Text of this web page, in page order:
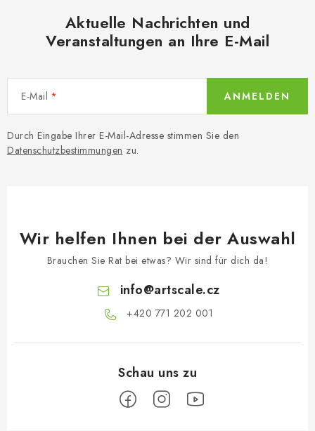
Aktuelle Nachrichten und
Veranstaltungen an Ihre E-Mail
E-Mail
Durch Eingabe Ihrer E-Mail-Adresse stimmen Sie den
Datenschutzbestimmungen zu.
ANMELDEN
Wir helfen Ihnen bei der Auswahl
Brauchen Sie Rat bei etwas? Wir sind für dich da!
info@artscale.cz
+420 771 202 001​